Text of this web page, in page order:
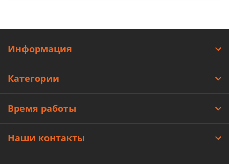
Информация
Категории
Время работы
Наши контакты